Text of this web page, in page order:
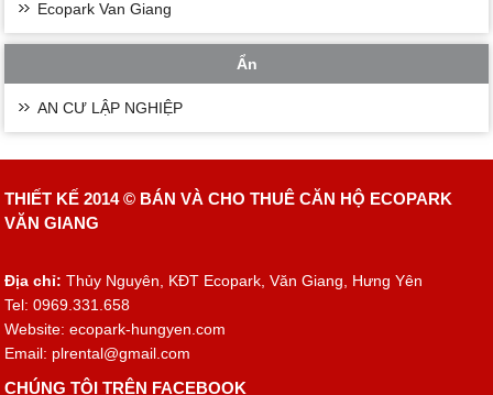
Ecopark Van Giang
Ẩn
AN CƯ LẬP NGHIỆP
THIẾT KẾ 2014 © BÁN VÀ CHO THUÊ CĂN HỘ ECOPARK
VĂN GIANG
Địa chỉ: Thủy Nguyên, KĐT Ecopark, Văn Giang, Hưng Yên
Tel: 0969.331.658
Website: ecopark-hungyen.com
Email: plrental@gmail.com
CHÚNG TÔI TRÊN FACEBOOK